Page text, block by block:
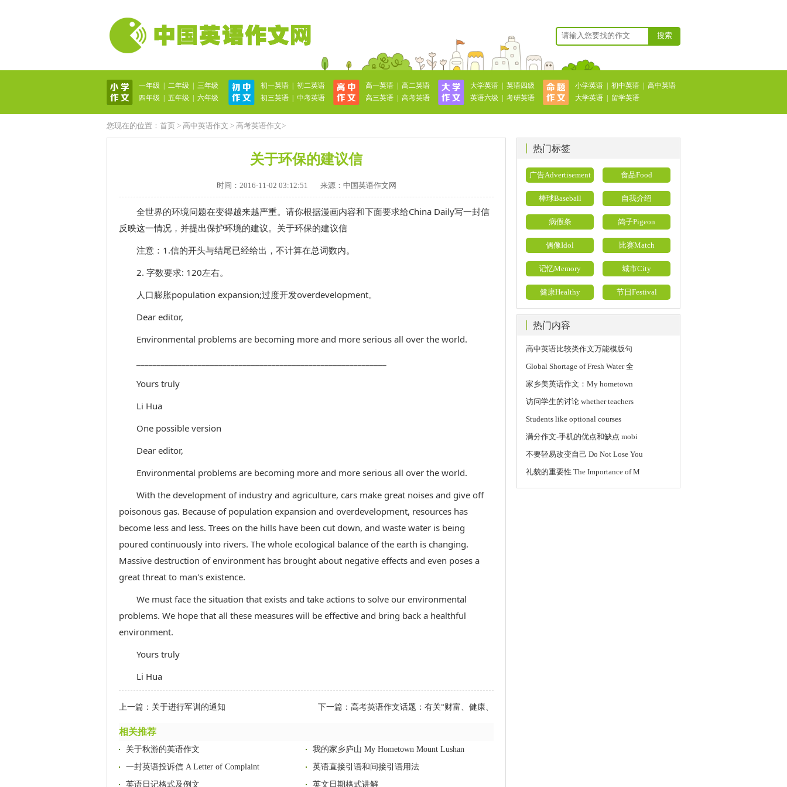
英语作文网
搜索
一年级 二年级
三年级
四年级
五年级 六年级
初一英语
初二英语
初三英语
中考英语
高一英语
高二英语
高三英语
高考英语
大学英语
英语四级
英语六级
考研英语
小学英语 初中英语
高中英语
大学英语
留学英语
您现在的位置： 首页 > 高中英语作文 > 高考英语作文>
关于环保的建议信
时间：2016-11-02 03:12:51 来源：中国英语作文网
全世界的环境问题在变得越来越严重。请你根据漫画内容和下面要求给China Daily写一封信
反映这一情况，并提出保护环境的建议。关于环保的建议信
注意：1.信的开头与结尾已经给出，不计算在总词数内。
2. 字数要求: 120左右。
人口膨胀population expansion;过度开发overdevelopment。
Dear editor,
Environmental problems are becoming more and more serious all over the world.
Yours truly
Li Hua
One possible version
Dear editor,
Environmental problems are becoming more and more serious all over the world.
With the development of industry and agriculture, cars make great noises and give off
poisonous gas. Because of population expansion and overdevelopment, resources has
become less and less. Trees on the hills have been cut down, and waste water is being
poured continuously into rivers. The whole ecological balance of the earth is changing.
Massive destruction of environment has brought about negative effects and even poses a
great threat to man's existence.
We must face the situation that exists and take actions to solve our environmental
problems. We hope that all these measures will be effective and bring back a healthful
environment.
Yours truly
Li Hua
上一篇： 关于进行军训的通知 下一篇： 高考英语作文话题：有关“财富、健康、
相关推荐
关于秋游的英语作文
我的家乡庐山 My Hometown Mount Lushan
一封英语投诉信 A Letter of Complaint
英语直接引语和间接引语用法
英语日记格式及例文
英文日期格式讲解
热门标签
广告Advertisement 食品Food
棒球Baseball 自我介绍
病假条 鸽子Pigeon
偶像Idol 比赛Match
记忆Memory 城市City
健康Healthy 节日Festival
热门内容
高中英语比较类作文万能模版句
Global Shortage of Fresh Water 全
家乡美英语作文：My hometown
访问学生的讨论 whether teachers
Students like optional courses
满分作文-手机的优点和缺点 mobi
不要轻易改变自己 Do Not Lose You
礼貌的重要性 The Importance of M